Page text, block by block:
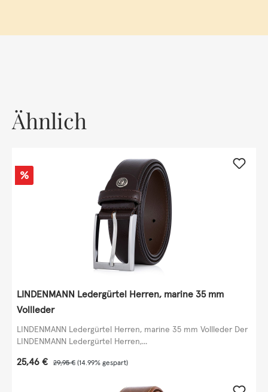
Ähnlich
Rabatt
%
LINDENMANN Ledergürtel Herren, marine 35 mm
Vollleder
LINDENMANN Ledergürtel Herren, marine 35 mm Vollleder Der
LINDENMANN Ledergürtel Herren,...
Verkaufspreis:
25,46 € Regulärer Preis:
29,95 € (14.99% gespart)